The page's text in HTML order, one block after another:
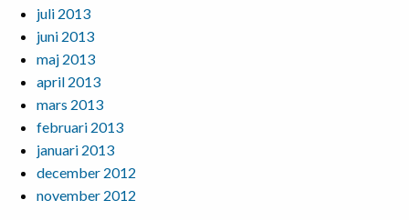
juli 2013
juni 2013
maj 2013
april 2013
mars 2013
februari 2013
januari 2013
december 2012
november 2012